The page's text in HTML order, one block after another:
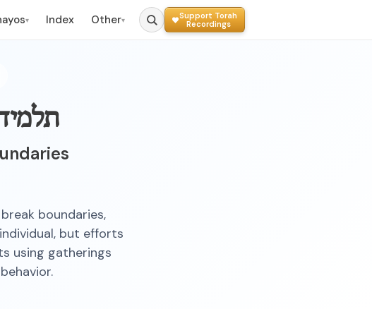
▾ Index Other▾
Support Torah
Recordings
boundaries,
but efforts
using gatherings